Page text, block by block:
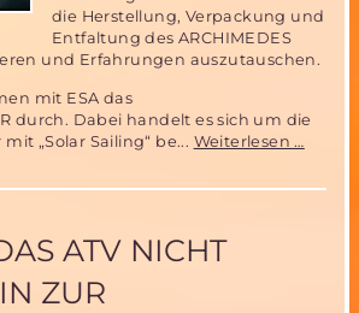
die Herstellung, Verpackung und
Entfaltung des ARCHIMEDES
und Erfahrungen auszutauschen.
mit ESA das
durch. Dabei handelt es sich um die
„Solar Sailing“ be... Weiterlesen …
ATV NICHT
ZUR